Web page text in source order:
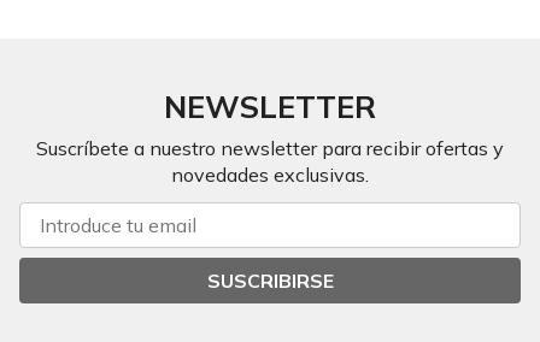
NEWSLETTER
Suscríbete a nuestro newsletter para recibir ofertas y
novedades exclusivas.
SUSCRIBIRSE